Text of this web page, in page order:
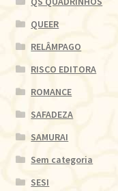
QUEER
RELÂMPAGO
RISCO EDITORA
ROMANCE
SAFADEZA
SAMURAI
Sem categoria
SESI